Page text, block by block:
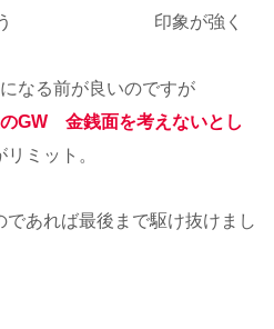
’という 印象が強く
なる前が良いのですが
GW 金銭面を考えないとし
ミット。
あれば最後まで駆け抜けまし